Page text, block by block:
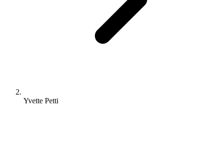
Yvette Petti